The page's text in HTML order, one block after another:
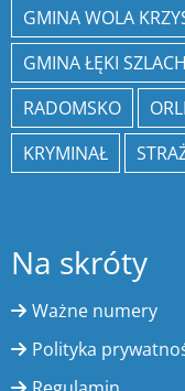
GMINA WOLA
GMINA ŁĘKI
RADOMSKO
KRYMINAŁ
Na skróty
Ważne numery
Polityka